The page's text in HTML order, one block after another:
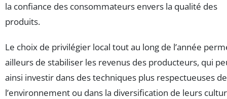
la confiance des consommateurs envers la qualité des
produits.
Le choix de privilégier local tout au long de l’année
ailleurs de stabiliser les revenus des producteurs, qui
ainsi investir dans des techniques plus respectueuses de
l’environnement ou dans la diversification de leurs